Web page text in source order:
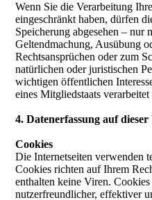
Wenn Sie die Verarbeitung
eingeschränkt haben, dürfen
Speicherung abgesehen –
Geltendmachung, Ausübung
Rechtsansprüchen oder zum
natürlichen oder juristischen
wichtigen öffentlichen
eines Mitgliedstaats
4. Datenerfassung auf dieser
Cookies
Die Internetseiten verwenden
Cookies richten auf Ihrem
enthalten keine Viren.
nutzerfreundlicher, effektiver